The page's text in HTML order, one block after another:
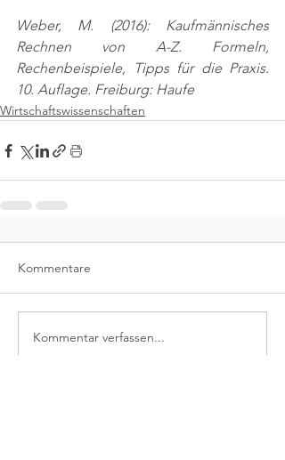
Weber, M. (2016): Kaufmännisches
Rechnen von A-Z. Formeln,
Rechenbeispiele, Tipps für die Praxis.
10. Auflage. Freiburg: Haufe
Wirtschaftswissenschaften
Kommentare
Kommentar verfassen...